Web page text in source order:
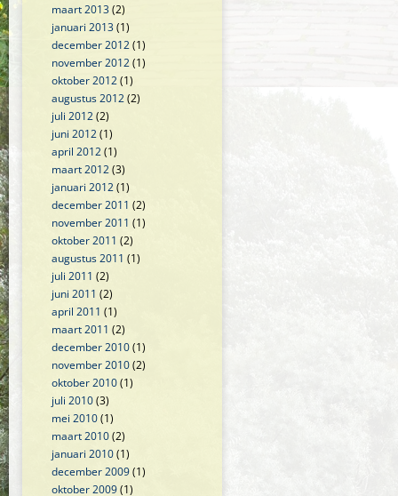
maart 2013(2)
januari 2013(1)
december 2012(1)
november 2012(1)
oktober 2012(1)
augustus 2012(2)
juli 2012(2)
juni 2012(1)
april 2012(1)
maart 2012(3)
januari 2012(1)
december 2011 (2)
november 2011 (1)
oktober 2011 (2)
augustus 2011 (1)
juli 2011 (2)
juni 2011 (2)
april 2011 (1)
maart 2011 (2)
december 2010(1)
november 2010(2)
oktober 2010(1)
juli 2010(3)
mei 2010(1)
maart 2010(2)
januari 2010(1)
december 2009(1)
oktober 2009(1)